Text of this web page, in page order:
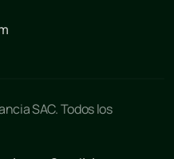
SAC. Todos los